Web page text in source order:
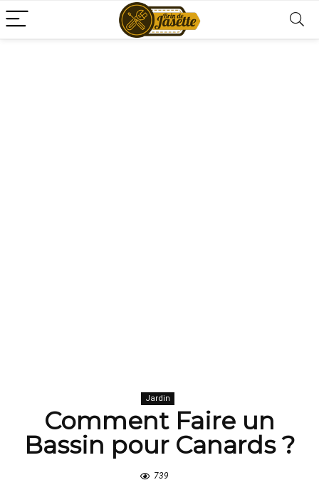
Jardin
Comment Faire un
Bassin pour Canards ?
739